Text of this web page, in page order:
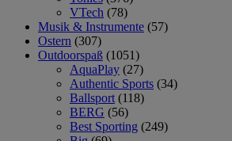
VTech (78)
Musik & Instrumente (57)
Ostern (307)
Outdoorspaß (1051)
AquaPlay (27)
Authentic Sports (34)
Ballsport (118)
BERG (56)
Best Sporting (249)